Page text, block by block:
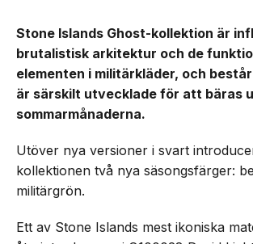
Stone Islands Ghost-kollektion är
brutalistisk arkitektur och de
elementen i militärkläder, och
är särskilt utvecklade för att bäras
sommarmånaderna.
Utöver nya versioner i svart
kollektionen två nya säsongsfärger:
militärgrön.
Ett av Stone Islands mest ikoniska